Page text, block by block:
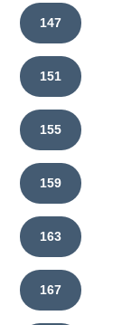
147
151
155
159
163
167